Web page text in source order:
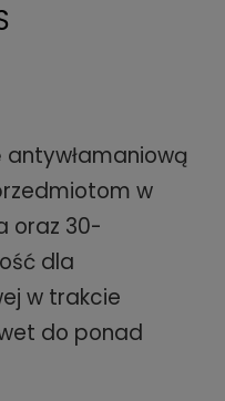
w
oraz 30-
dla
w trakcie
do ponad